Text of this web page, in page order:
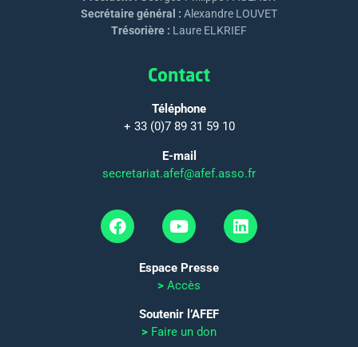
Secrétaire général : Alexandre LOUVET
Trésorière : Laure ELKRIEF
Contact
Téléphone
+ 33 (0)7 89 31 59 10
E-mail
secretariat.afef@afef.asso.fr
Espace Presse
> Accès
Soutenir l’AFEF
> Faire un don